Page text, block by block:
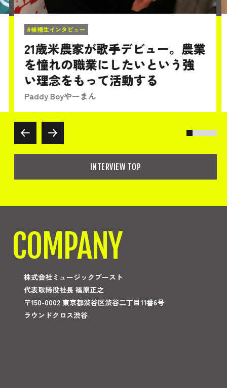
#候補生インタビュー
21歳米農家が歌手デビュー。農業
を憧れの職業にしたいという強
い理念をもって活動する
Paddy Boyやーまん
INTERVIEW TOP
COMPANY
株式会社ミュージックブースト
代表取締役社長 篠原正之
〒150-0002 東京都渋谷区渋谷二丁目11番6号
ラウンドクロス渋谷